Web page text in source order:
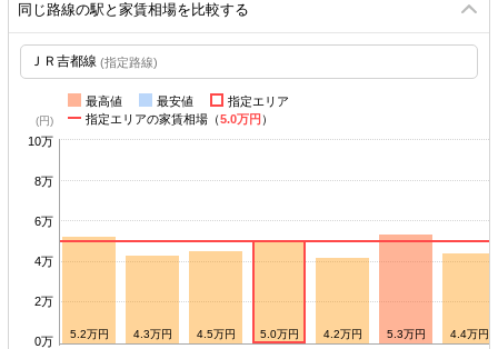
同じ路線の駅と家賃相場を比較する
(指定路線)
最高値 最安値
指定エリア
指定エリアの家賃相場（5.0万円 ）
10万
8万
6万
4万
2万
0万
5.0万円 5.2万円 4.3万円 4.5万円 5.0万円 4.2万円 5.3万円 4.4万円